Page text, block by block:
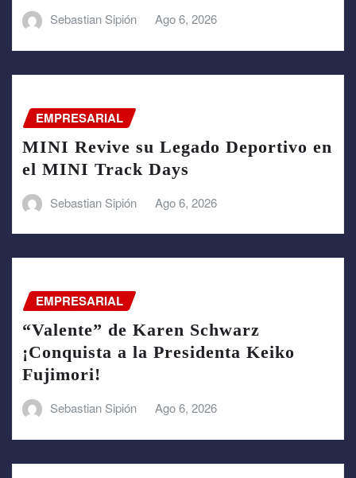
Sebastian Sipión Ago 6, 2026
EMPRESARIAL
MINI Revive su Legado Deportivo en
el MINI Track Days
Sebastian Sipión Ago 6, 2026
EMPRESARIAL
“Valente” de Karen Schwarz
¡Conquista a la Presidenta Keiko
Fujimori!
Sebastian Sipión Ago 6, 2026